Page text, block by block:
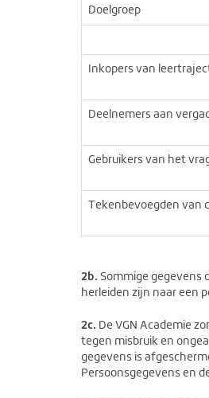
Doelgroep
Inkopers van
Deelnemers aan
Gebruikers van het
Tekenbevoegden van
2b. Sommige gegevens
herleiden zijn naar een
2c. De VGN Academie
tegen misbruik en
gegevens is
Persoonsgegevens en